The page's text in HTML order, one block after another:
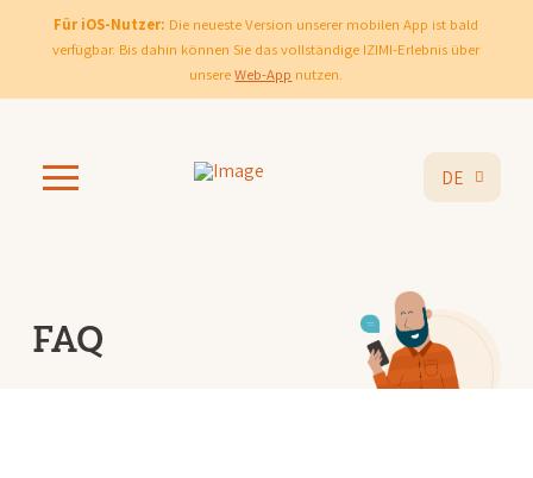
Für iOS-Nutzer: Die neueste Version unserer mobilen App ist bald
verfügbar. Bis dahin können Sie das vollständige IZIMI-Erlebnis über
unsereWeb-App nutzen.
DE
FAQ